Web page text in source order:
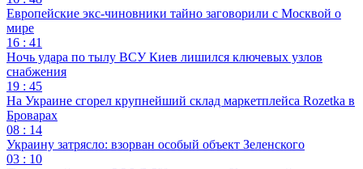
Европейские экс-чиновники тайно заговорили с Москвой о
мире
16 : 41
Ночь удара по тылу ВСУ Киев лишился ключевых узлов
снабжения
19 : 45
На Украине сгорел крупнейший склад маркетплейса Rozetka в
Броварах
08 : 14
Украину затрясло: взорван особый объект Зеленского
03 : 10